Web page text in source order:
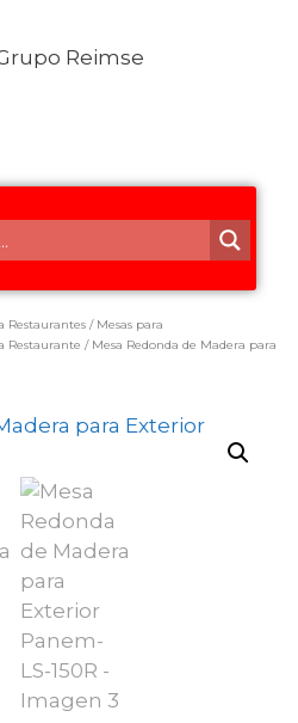
Restaurantes / Mesas para
Restaurante / Mesa Redonda de Madera para